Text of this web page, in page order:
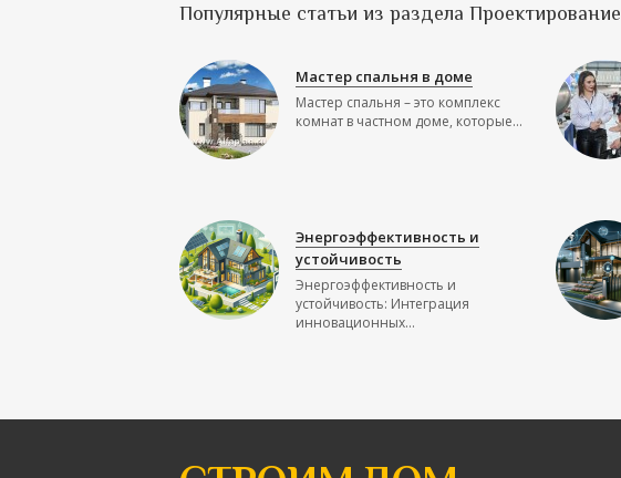
Популярные статьи из раздела Проектирование
Мастер спальня в доме
Мастер спальня – это комплекс
комнат в частном доме, которые...
Энергоэффективность и
устойчивость
Энергоэффективность и
устойчивость: Интеграция
инновационных...